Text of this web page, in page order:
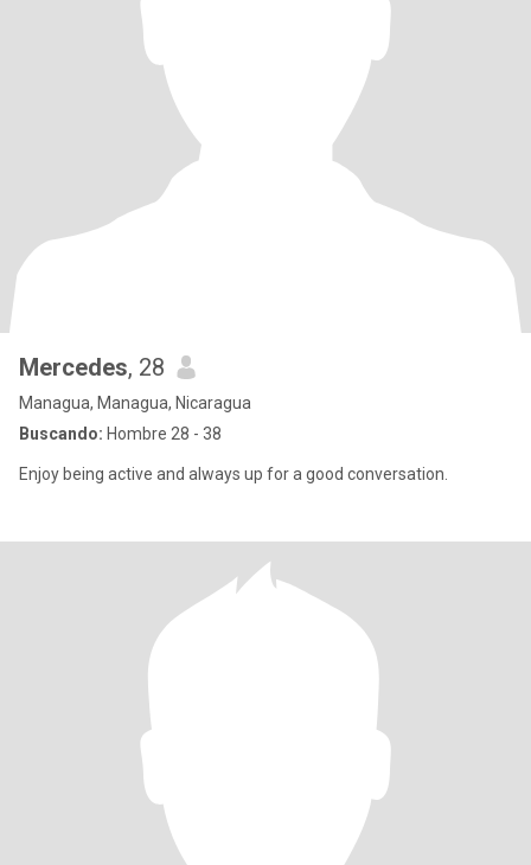
Mercedes, 28
Managua, Managua, Nicaragua
Buscando: Hombre 28 - 38
Enjoy being active and always up for a good conversation.